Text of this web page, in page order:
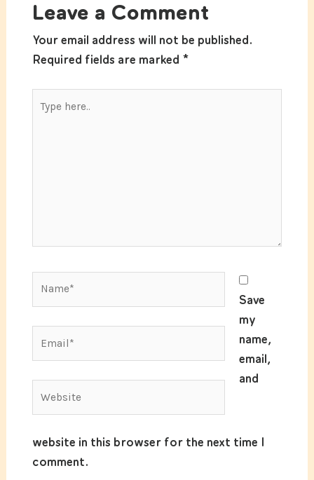
Leave a Comment
Your email address will not be published.
Required fields are marked *
Save
my
name,
email,
and
website in this browser for the next time I
comment.